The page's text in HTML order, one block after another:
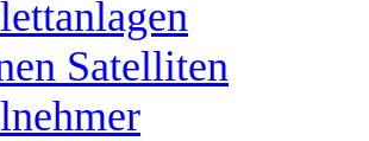
Satelliten